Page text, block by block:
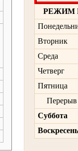
РЕЖИМ
Вторник
Среда
Четверг
Пятница
Перерыв
Суббота